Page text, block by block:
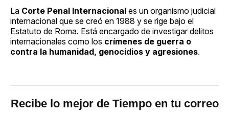
La Corte Penal Internacional es un organismo judicial
internacional que se creó en 1988 y se rige bajo el
Estatuto de Roma. Está encargado de investigar delitos
internacionales como los crímenes de guerra o
contra la humanidad, genocidios y agresiones.
Recibe lo mejor de Tiempo en tu correo